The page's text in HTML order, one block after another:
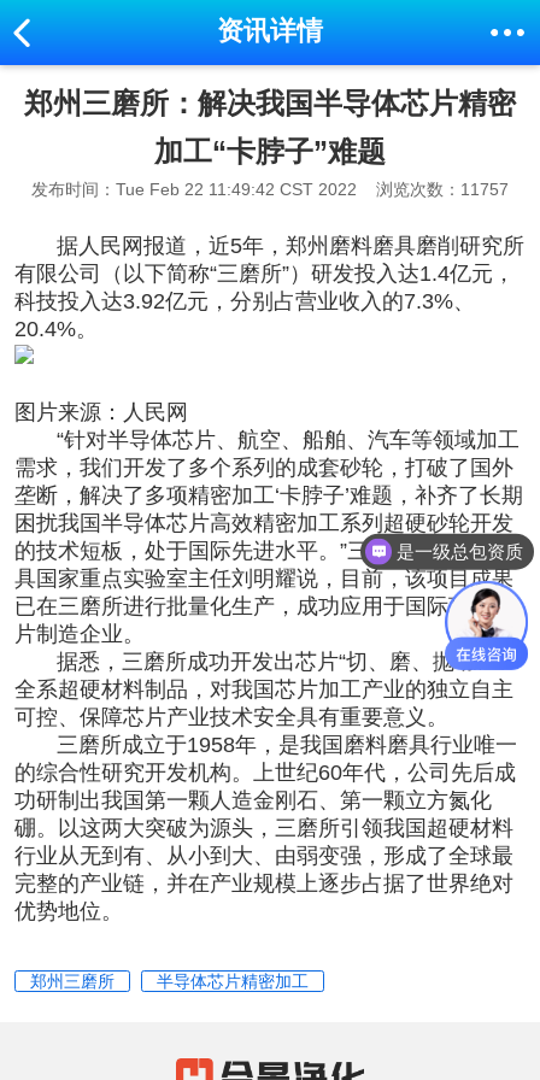
资讯详情
郑州三磨所：解决我国半导体芯片精密
加工“卡脖子”难题
发布时间：Tue Feb 22 11:49:42 CST 2022 浏览次数：11757
据人民网报道，近5年，郑州磨料磨具磨削研究所
有限公司（以下简称“三磨所”）研发投入达1.4亿元，
科技投入达3.92亿元，分别占营业收入的7.3%、
20.4%。
图片来源：人民网
“针对半导体芯片、航空、船舶、汽车等领域加工
需求，我们开发了多个系列的成套砂轮，打破了国外
垄断，解决了多项精密加工‘卡脖子’难题，补齐了长期
困扰我国半导体芯片高效精密加工系列超硬砂轮开发
的技术短板，处于国际先进水平。”三磨所超硬材料磨
具国家重点实验室主任刘明耀说，目前，该项目成果
已在三磨所进行批量化生产，成功应用于国际顶级芯
片制造企业。
据悉，三磨所成功开发出芯片“切、磨、抛”加工
全系超硬材料制品，对我国芯片加工产业的独立自主
可控、保障芯片产业技术安全具有重要意义。
三磨所成立于1958年，是我国磨料磨具行业唯一
的综合性研究开发机构。上世纪60年代，公司先后成
功研制出我国第一颗人造金刚石、第一颗立方氮化
硼。以这两大突破为源头，三磨所引领我国超硬材料
行业从无到有、从小到大、由弱变强，形成了全球最
完整的产业链，并在产业规模上逐步占据了世界绝对
优势地位。
郑州三磨所 半导体芯片精密加工
是一级总包资质